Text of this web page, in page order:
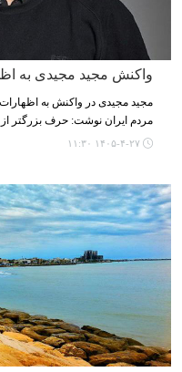
واکنش مجید مجیدی به
مجید مجیدی در واکنش به
مردم ایران نوشت: حرف بزرگتر از